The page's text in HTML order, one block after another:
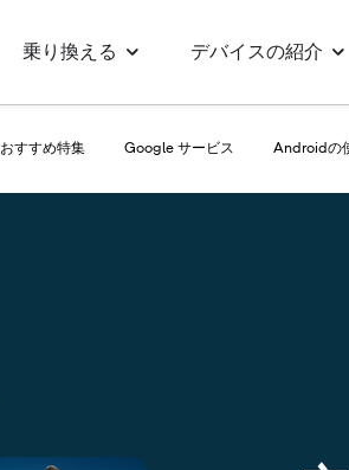
乗り換える デバイスの紹介
おすすめ特集 Google サービス Androidの